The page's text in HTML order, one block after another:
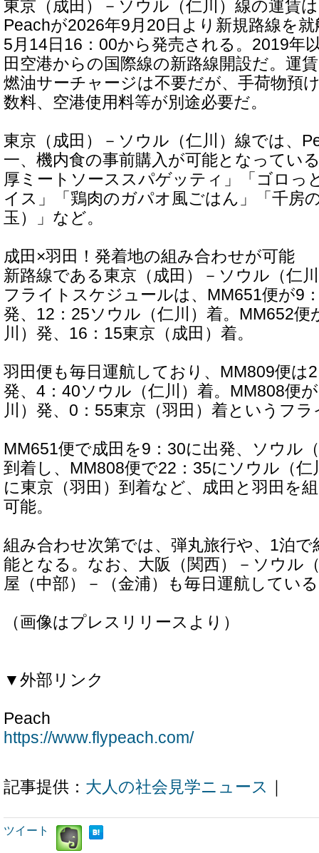
東京（成田）－ソウル（仁川）線の運賃
Peachが2026年9⽉20⽇より新規路線を
5月14日16：00から発売される。2019年
田空港からの国際線の新路線開設だ。運
燃油サーチャージは不要だが、手荷物預
数料、空港使用料等が別途必要だ。
東京（成田）－ソウル（仁川）線では、
一、機内食の事前購入が可能となってい
厚ミートソーススパゲッティ」「ゴロっ
イス」「鶏肉のガパオ風ごはん」「千房
玉）」など。
成田×羽田！発着地の組み合わせが可能
新路線である東京（成田）－ソウル（仁
フライトスケジュールは、MM651便が9
発、12：25ソウル（仁川）着。MM652便
川）発、16：15東京（成田）着。
羽田便も毎日運航しており、MM809便は
発、4：40ソウル（仁川）着。MM808便
川）発、0：55東京（羽田）着というフ
MM651便で成田を9：30に出発、ソウル
到着し、MM808便で22：35にソウル（仁
に東京（羽田）到着など、成田と羽田を
可能。
組み合わせ次第では、弾丸旅行や、1泊で
能となる。なお、大阪（関西）－ソウル
屋（中部）－（金浦）も毎日運航してい
（画像はプレスリリースより）
▼外部リンク
Peach
https://www.flypeach.com/
記事提供： 大人の社会見学ニュース
ツイート